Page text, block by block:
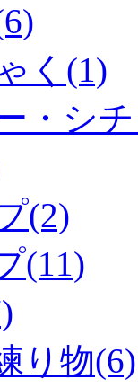
く(1)
・シ
(2)
(11)
り物(6)